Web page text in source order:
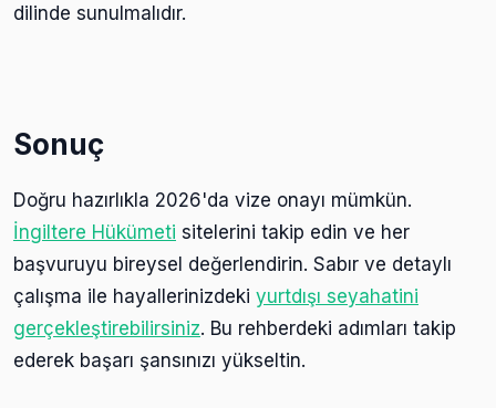
dilinde sunulmalıdır.
Sonuç
Doğru hazırlıkla 2026'da vize onayı mümkün.
İngiltere Hükümeti sitelerini takip edin ve her
başvuruyu bireysel değerlendirin. Sabır ve detaylı
çalışma ile hayallerinizdeki yurtdışı seyahatini
gerçekleştirebilirsiniz. Bu rehberdeki adımları takip
ederek başarı şansınızı yükseltin.